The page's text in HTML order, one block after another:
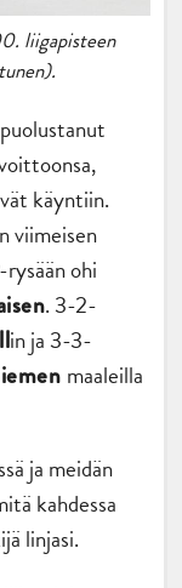
liigapisteen
käyntiin.
viimeisen
ohi
. 3-2-
in ja 3-3-
maaleilla
ja meidän
kahdessa
linjasi.